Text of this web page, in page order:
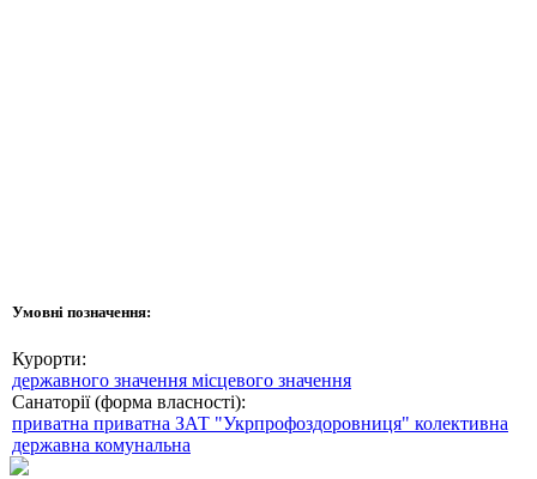
Умовні позначення:
Курорти:
державного значення місцевого значення
Санаторії (форма власності):
приватна приватна ЗАТ "Укрпрофоздоровниця" колективна
державна комунальна